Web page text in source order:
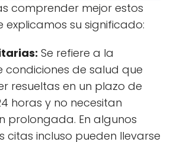
comprender mejor estos
explicamos su significado:
Se refiere a la
condiciones de salud que
resueltas en un plazo de
horas y no necesitan
prolongada. En algunos
citas incluso pueden llevarse